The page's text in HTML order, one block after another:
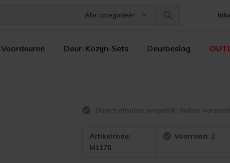
Alle categorieën
Voordeuren Deur-Kozijn-Sets Deurbeslag
Direct afhalen mogelijk! Indien
Artikelcode:
M1170
Voorraad: 2